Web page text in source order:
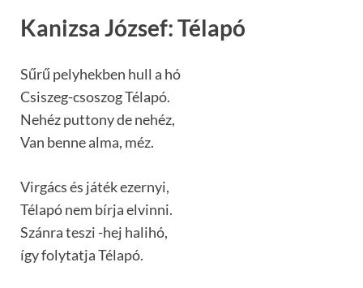
Kanizsa József: Télapó
Sűrű pelyhekben hull a hó
Csiszeg-csoszog Télapó.
Nehéz puttony de nehéz,
Van benne alma, méz.
Virgács és játék ezernyi,
Télapó nem bírja elvinni.
Szánra teszi -hej halihó,
így folytatja Télapó.